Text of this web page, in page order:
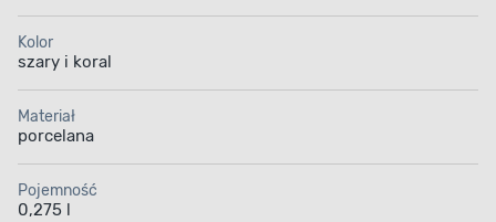
Kolor
szary i koral
Materiał
porcelana
Pojemność
0,275 l